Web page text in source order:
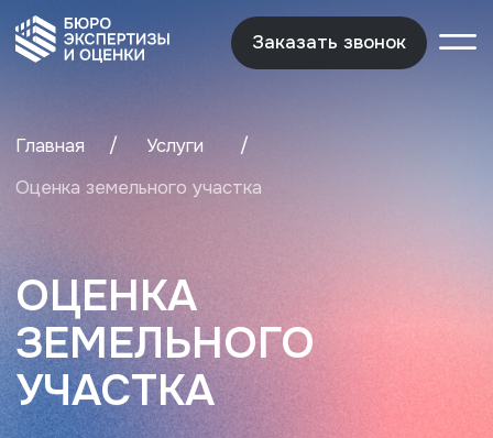
Заказать звонок
Заказать звонок
ЗЕМЕЛЬНОГО
УЧАСТКА
Оценка земельного участка